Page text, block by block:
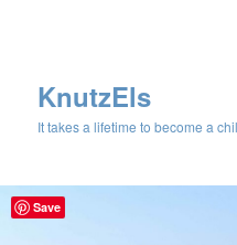
KnutzEls
It takes a lifetime to become a
Save